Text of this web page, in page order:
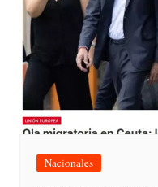
Nacionales